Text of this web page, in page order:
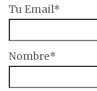
Tu Email*
Nombre*